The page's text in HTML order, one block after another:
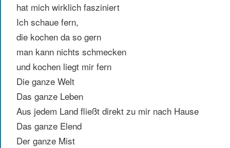
hat mich wirklich fasziniert
Ich schaue fern,
die kochen da so gern
man kann nichts schmecken
und kochen liegt mir fern
Die ganze Welt
Das ganze Leben
Aus jedem Land fließt direkt zu mir nach Hause
Das ganze Elend
Der ganze Mist